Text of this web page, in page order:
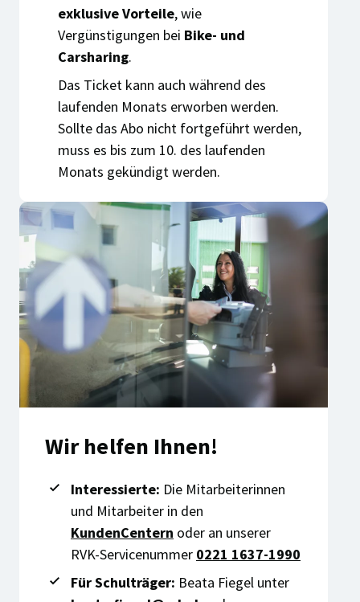
exklusive Vorteile, wie
Vergünstigungen bei Bike- und
Carsharing.
Das Ticket kann auch während des
laufenden Monats erworben werden.
Sollte das Abo nicht fortgeführt werden,
muss es bis zum 10. des laufenden
Monats gekündigt werden.
Wir helfen Ihnen!
Interessierte: Die Mitarbeiterinnen
und Mitarbeiter in den
KundenCentern oder an unserer
RVK-Servicenummer 0221 1637-1990
Für Schulträger: Beata Fiegel unter